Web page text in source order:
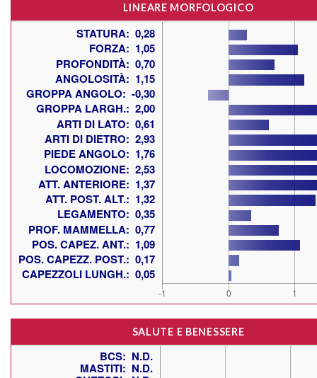
LINEARE MORFOLOGICO
SALUTE E BENESSERE